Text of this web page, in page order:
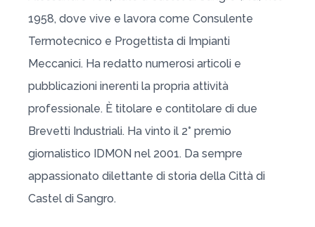
1958, dove vive e lavora come Consulente
Termotecnico e Progettista di Impianti
Meccanici. Ha redatto numerosi articoli e
pubblicazioni inerenti la propria attività
professionale. È titolare e contitolare di due
Brevetti Industriali. Ha vinto il 2° premio
giornalistico IDMON nel 2001. Da sempre
appassionato dilettante di storia della Città di
Castel di Sangro.